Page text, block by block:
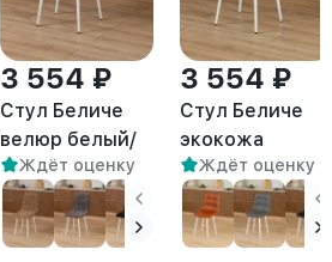
3 554 ₽
Стул Беличе
велюр белый/
белый
Ждёт оценку
3 554 ₽
Стул Беличе
экокожа
белый/белый
Ждёт оценку